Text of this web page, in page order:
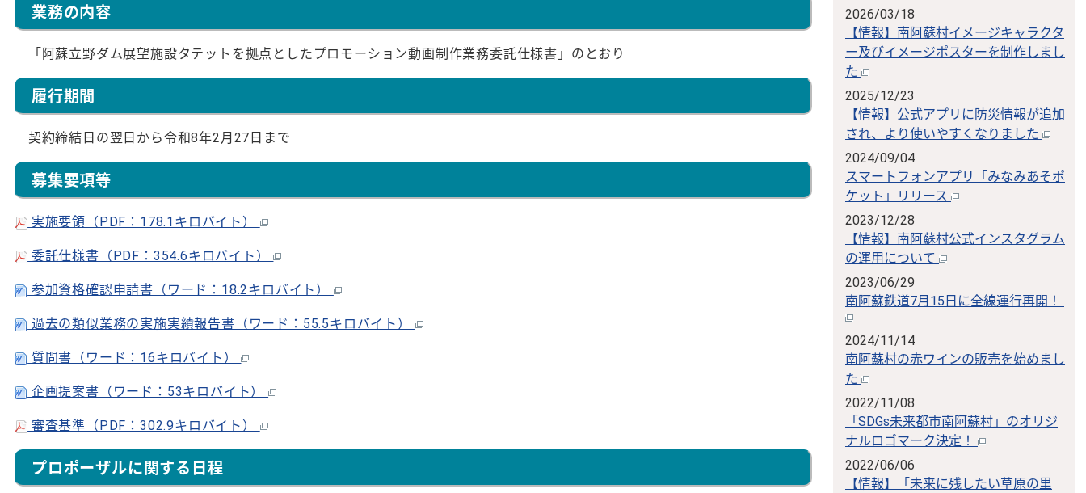
業務の内容
「阿蘇立野ダム展望施設タテットを拠点としたプロモーション動画制作業務委託仕様書」のとおり
履行期間
契約締結日の翌日から令和8年2月27日まで
募集要項等
実施要領（PDF：178.1キロバイト）
委託仕様書（PDF：354.6キロバイト）
参加資格確認申請書（ワード：18.2キロバイト）
過去の類似業務の実施実績報告書（ワード：55.5キロバイト）
質問書（ワード：16キロバイト）
企画提案書（ワード：53キロバイト）
審査基準（PDF：302.9キロバイト）
プロポーザルに関する日程
2026/03/18
【情報】南阿蘇村イメージキャラクタ
ー及びイメージポスターを制作しまし
た
2025/12/23
【情報】公式アプリに防災情報が追加
され、より使いやすくなりました
2024/09/04
スマートフォンアプリ「みなみあそポ
ケット」リリース
2023/12/28
【情報】南阿蘇村公式インスタグラム
の運用について
2023/06/29
南阿蘇鉄道7月15日に全線運行再開！
2024/11/14
南阿蘇村の赤ワインの販売を始めまし
た
2022/11/08
「SDGs未来都市南阿蘇村」のオリジ
ナルロゴマーク決定！
2022/06/06
【情報】「未来に残したい草原の里